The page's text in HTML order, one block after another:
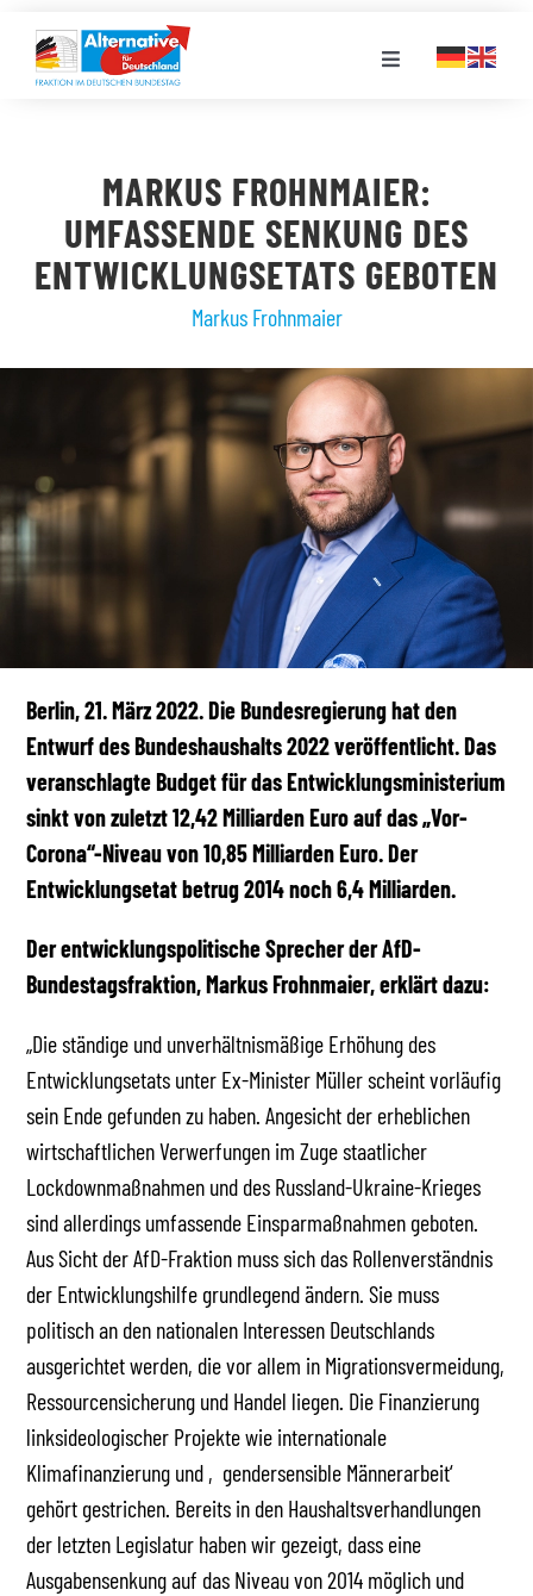
Inhalt
springen
Toggle
LANDESGRUPPEN
VERANSTALTUNGEN
PRESSE
STELLENPORTAL
MEDIATHEK
MARKUS FROHNMAIER:
UMFASSENDE SENKUNG DES
ENTWICKLUNGSETATS GEBOTEN
Markus Frohnmaier
Berlin, 21. März 2022. Die Bundesregierung hat den
Entwurf des Bundeshaushalts 2022 veröffentlicht. Das
veranschlagte Budget für das Entwicklungsministerium
sinkt von zuletzt 12,42 Milliarden Euro auf das „Vor-
Corona“-Niveau von 10,85 Milliarden Euro. Der
Entwicklungsetat betrug 2014 noch 6,4 Milliarden.
Der entwicklungspolitische Sprecher der AfD-
Bundestagsfraktion, Markus Frohnmaier, erklärt dazu:
„Die ständige und unverhältnismäßige Erhöhung des
Entwicklungsetats unter Ex-Minister Müller scheint vorläufig
sein Ende gefunden zu haben. Angesicht der erheblichen
wirtschaftlichen Verwerfungen im Zuge staatlicher
Lockdownmaßnahmen und des Russland-Ukraine-Krieges
sind allerdings umfassende Einsparmaßnahmen geboten.
Aus Sicht der AfD-Fraktion muss sich das Rollenverständnis
der Entwicklungshilfe grundlegend ändern. Sie muss
politisch an den nationalen Interessen Deutschlands
ausgerichtet werden, die vor allem in Migrationsvermeidung,
Ressourcensicherung und Handel liegen. Die Finanzierung
linksideologischer Projekte wie internationale
Klimafinanzierung und ‚gendersensible Männerarbeit‘
gehört gestrichen. Bereits in den Haushaltsverhandlungen
der letzten Legislatur haben wir gezeigt, dass eine
Ausgabensenkung auf das Niveau von 2014 möglich und